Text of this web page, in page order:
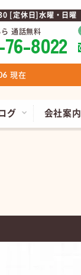
[定休日]水曜・日曜
通話無料8022
グ 会社案内
現在